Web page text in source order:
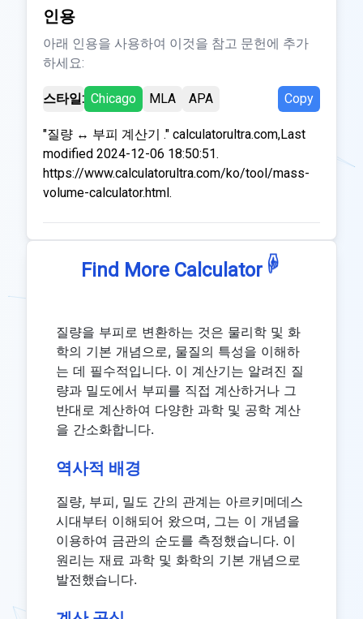
인용
아래 인용을 사용하여 이것을 참고 문헌에 추가
하세요:
스타일: Chicago MLA APA Copy
"질량 ↔ 부피 계산기 ." calculatorultra.com,Last
modified 2024-12-06 18:50:51.
https://www.calculatorultra.com/ko/tool/mass-
volume-calculator.html.
Find More Calculator ☟
질량을 부피로 변환하는 것은 물리학 및 화
학의 기본 개념으로, 물질의 특성을 이해하
는 데 필수적입니다. 이 계산기는 알려진 질
량과 밀도에서 부피를 직접 계산하거나 그
반대로 계산하여 다양한 과학 및 공학 계산
을 간소화합니다.
역사적 배경
질량, 부피, 밀도 간의 관계는 아르키메데스
시대부터 이해되어 왔으며, 그는 이 개념을
이용하여 금관의 순도를 측정했습니다. 이
원리는 재료 과학 및 화학의 기본 개념으로
발전했습니다.